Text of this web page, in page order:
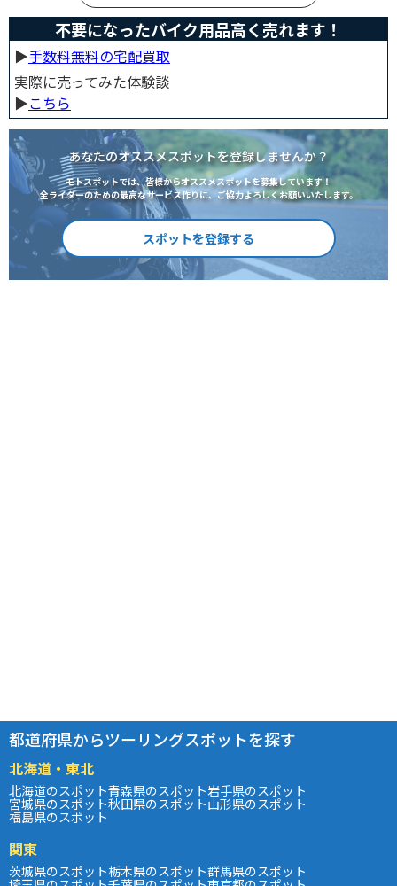
不要になったバイク用品高く売れます！
▶︎手数料無料の宅配買取
実際に売ってみた体験談
▶︎こちら
あなたのオススメスポットを登録しませんか？
モトスポットでは、皆様からオススメスポットを募集しています！
全ライダーのための最高なサービス作りに、ご協力よろしくお願いいたします。
スポットを登録する
都道府県からツーリングスポットを探す
北海道・東北
北海道のスポット青森県のスポット岩手県のスポット
宮城県のスポット秋田県のスポット山形県のスポット
福島県のスポット
関東
茨城県のスポット栃木県のスポット群馬県のスポット